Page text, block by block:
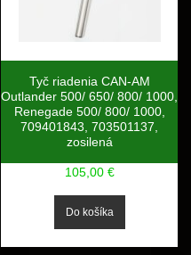
Tyč riadenia CAN-AM
Outlander 500/ 650/ 800/ 1000,
Renegade 500/ 800/ 1000,
709401843, 703501137,
zosilená
105,00 €